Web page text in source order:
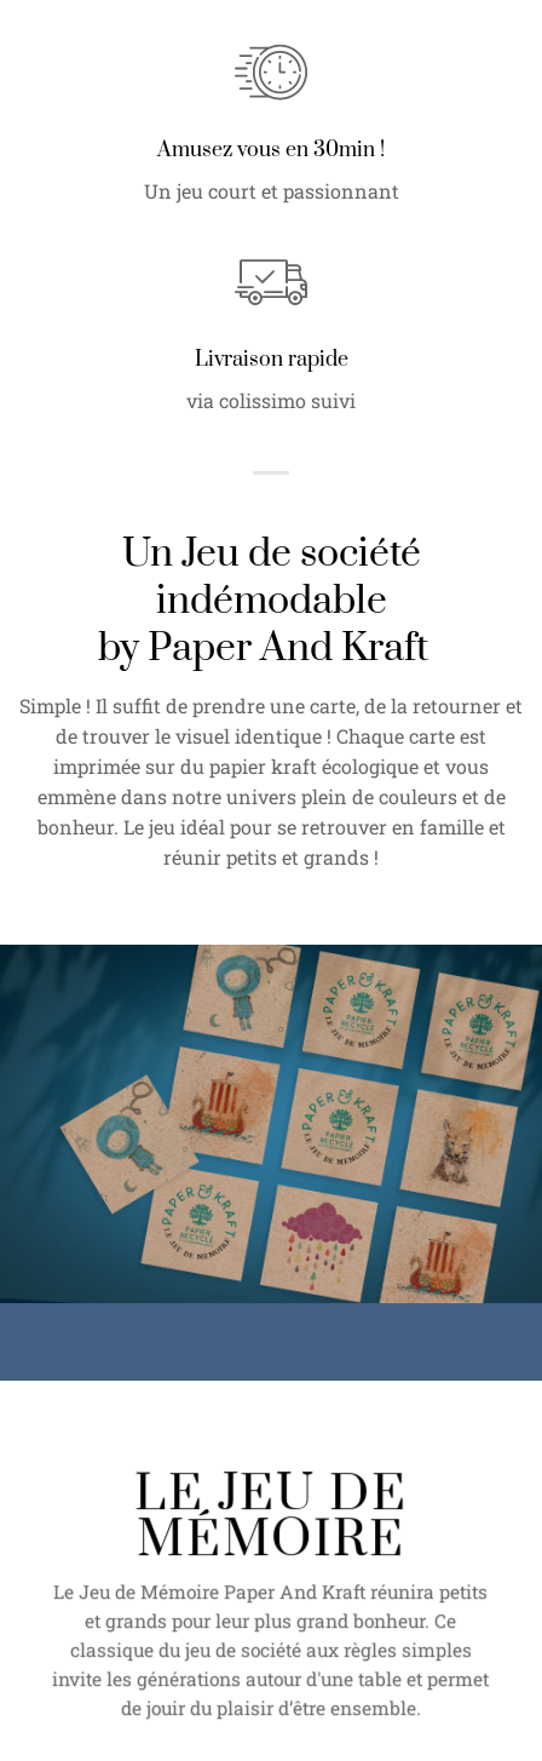
Amusez vous en 30min !
Un jeu court et passionnant
Livraison rapide
via colissimo suivi
Un Jeu de société
indémodable
by Paper And Kraft
Simple ! Il suffit de prendre une carte, de la retourner et
de trouver le visuel identique ! Chaque carte est
imprimée sur du papier kraft écologique et vous
emmène dans notre univers plein de couleurs et de
bonheur. Le jeu idéal pour se retrouver en famille et
réunir petits et grands !
LE JEU DE
MÉMOIRE
Le Jeu de Mémoire Paper And Kraft réunira petits
et grands pour leur plus grand bonheur. Ce
classique du jeu de société aux règles simples
invite les générations autour d'une table et permet
de jouir du plaisir d’être ensemble.